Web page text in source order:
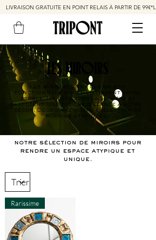
LIVRAISON GRATUITE EN POINT RELAIS À PARTIR DE 99€*
LES MIROIRS
Les miroirs sont des objets
fonctionnels qui embellissent votre
espace. Ils reflètent la lumière et
ajoutent une touche d'élance à votre
décor. Découvrez notre collection de
miroirs atypiques.
notre sélection de miroirs pour
rendre un espace atypique et
unique.
Rarissime